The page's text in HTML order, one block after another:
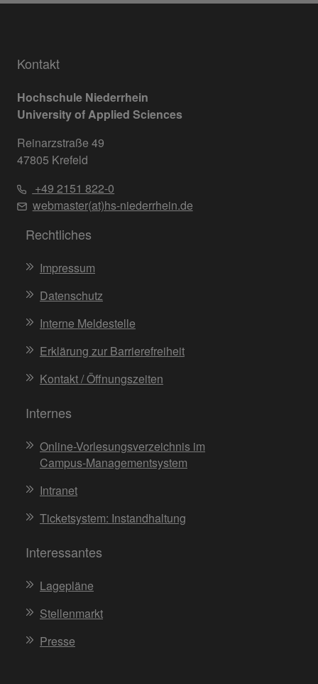
Kontakt
Hochschule Niederrhein
University of Applied Sciences
Reinarzstraße 49
47805 Krefeld
+49 2151 822-0
webmaster(at)hs-niederrhein.de
Rechtliches
Impressum
Datenschutz
Interne Meldestelle
Erklärung zur Barrierefreiheit
Kontakt / Öffnungszeiten
Internes
Online-Vorlesungsverzeichnis im
Campus-Managementsystem
Intranet
Ticketsystem: Instandhaltung
Interessantes
Lagepläne
Stellenmarkt
Presse